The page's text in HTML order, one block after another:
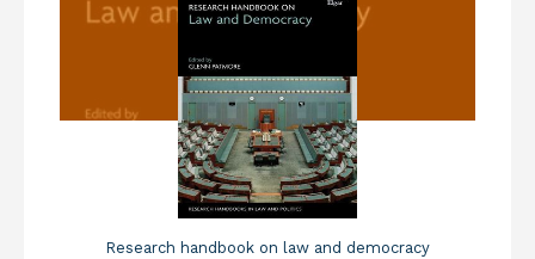
Research handbook on law and democracy